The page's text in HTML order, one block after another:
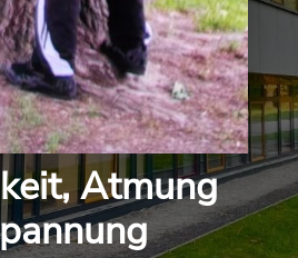
Atmung